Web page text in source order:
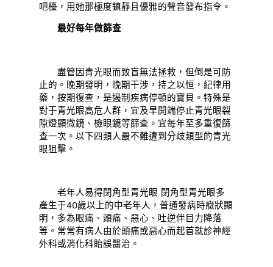
吧檯，用她那極度鎮靜且優雅的聲音發布指令。
最好每年做篩查
盡管因青光眼而致盲無法拯救，但倒是可防
止的。晚期發明，晚期干涉，持之以恒，紀律用
藥，按期復查，是遏制疾病停頓的寶貝。特殊是
對于青光眼高危人群，宜及早開端停止青光眼裂
隙燈顯微鏡、檢眼鏡等篩查。宜每年至多重復篩
查一次。以下四類人最不難遭到分歧類型的青光
眼狙擊。
老年人易得閉角型青光眼 閉角型青光眼多
產生于40歲以上的中老年人，普通發病時癥狀顯
明，多為眼痛、頭痛、惡心、吐逆伴目力降落
等。常常有病人由於頭痛或惡心而起首就診神經
外科或消化科貽誤醫治。